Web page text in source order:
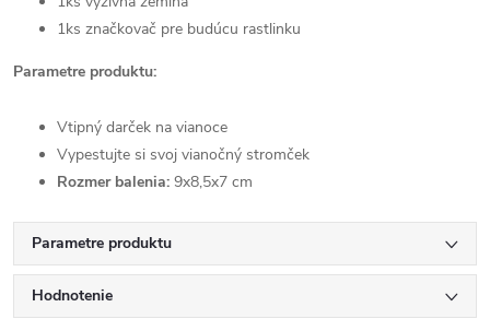
1ks značkovač pre budúcu rastlinku
Parametre produktu:
Vtipný darček na vianoce
Vypestujte si svoj vianočný stromček
Rozmer balenia: 9x8,5x7 cm
Parametre produktu
Hodnotenie